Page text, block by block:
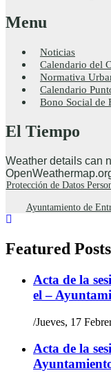
Menu
Noticias
Calendario del
Normativa
Calendario
Bono Social de
El Tiempo
Weather details can
Protección de Datos
Ayuntamiento de
Featured Posts
Acta de la
el –
/Jueves, 17
Acta de la